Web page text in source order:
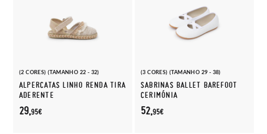
(2 CORES) (TAMANHO 22 - 32)
ALPERCATAS LINHO RENDA TIRA
ADERENTE
29,95€
(3 CORES) (TAMANHO 29 - 38)
SABRINAS BALLET BAREFOOT
CERIMÓNIA
52,95€